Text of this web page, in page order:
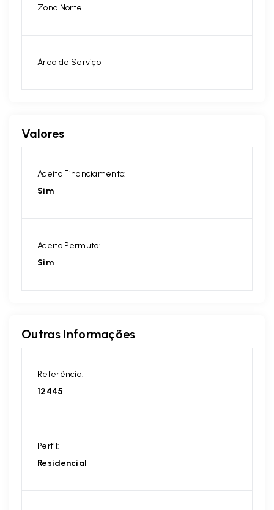
Zona Norte
Área de Serviço
Valores
Aceita Financiamento:
Sim
Aceita Permuta:
Sim
Outras Informações
Referência:
12445
Perfil:
Residencial